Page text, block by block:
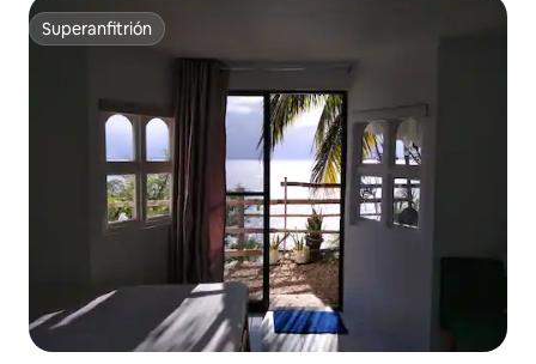
Superanfitrión
Superanfitrión